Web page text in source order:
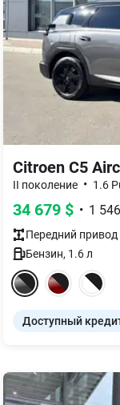
Citroen C5
II поколение • 1.6
34 679 $ • 1
Передний привод
Бензин, 1.6л
Доступный